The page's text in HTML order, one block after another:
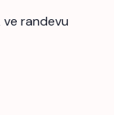
ve randevu